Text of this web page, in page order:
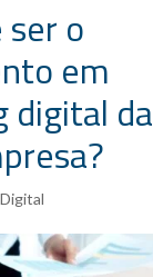
ser o
em
digital da